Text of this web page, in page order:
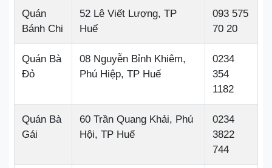
Quán
Bánh Chi
52 Lê Viết Lượng, TP
Huế
093 575
70 20
Quán Bà
Đỏ
08 Nguyễn Bỉnh Khiêm,
Phú Hiệp, TP Huế
0234
354
1182
Quán Bà
Gái
60 Trần Quang Khải, Phú
Hội, TP Huế
0234
3822
744